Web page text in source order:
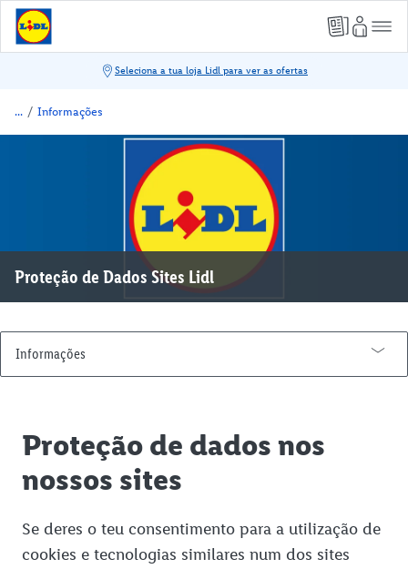
/ Informações
Proteção de Dados Sites Lidl
Informações
Ficha Técnica
Termos e Condições
Proteção de Dados
Declaração de Acessibilidade
Campanhas Fraudulentas
Compliance
Empresas do Grupo
Informações sobre os nossos produtos
Proteção de dados nos
nossos sites
Se deres o teu consentimento para a utilização de
cookies e tecnologias similares num dos sites